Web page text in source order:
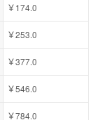
￥174.0
￥253.0
￥377.0
￥546.0
￥784.0